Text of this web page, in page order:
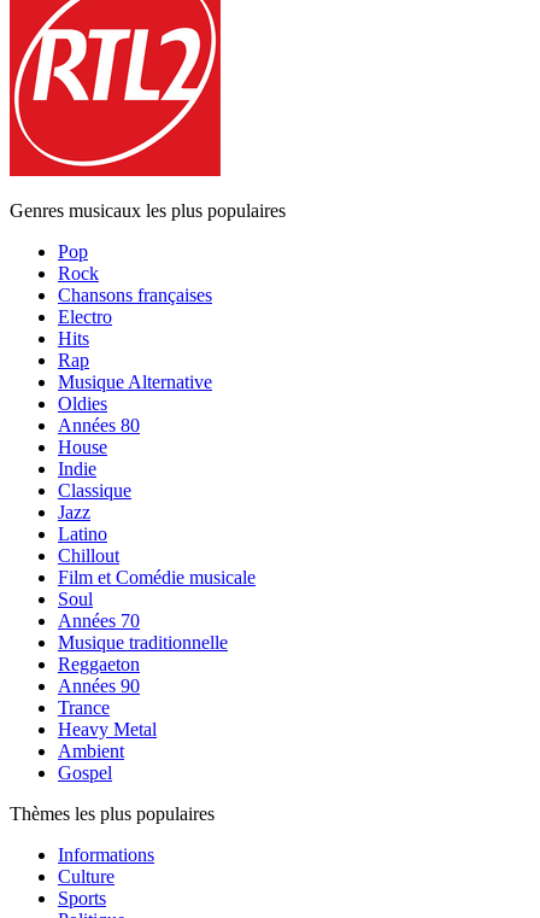
Genres musicaux les plus populaires
Pop
Rock
Chansons françaises
Electro
Hits
Rap
Musique Alternative
Oldies
Années 80
House
Indie
Classique
Jazz
Latino
Chillout
Film et Comédie musicale
Soul
Années 70
Musique traditionnelle
Reggaeton
Années 90
Trance
Heavy Metal
Ambient
Gospel
Thèmes les plus populaires
Informations
Culture
Sports